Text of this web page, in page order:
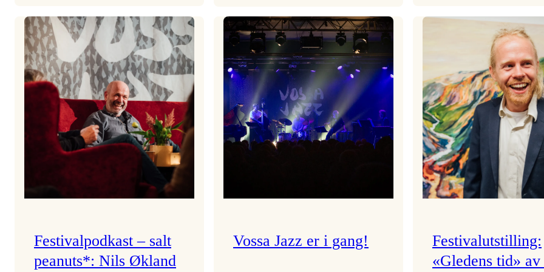
Service
på
reise
frå
NTNU!
–
ein
heidundrande
fest
av
eit
samspel!
&
Haltli
Vangskyrkja
Festivalpodkast – salt
peanuts*: Nils Økland
Vossa Jazz er i gang!
Festivalutstilling:
«Gledens tid»